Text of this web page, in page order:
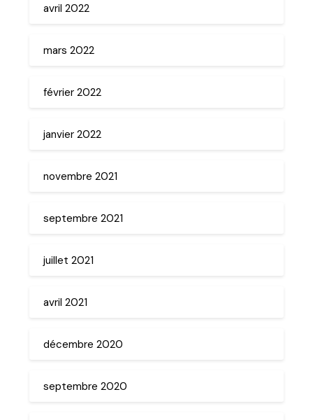
avril 2022
mars 2022
février 2022
janvier 2022
novembre 2021
septembre 2021
juillet 2021
avril 2021
décembre 2020
septembre 2020